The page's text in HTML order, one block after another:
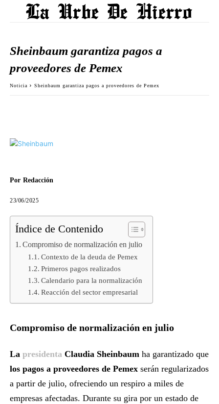
Sheinbaum garantiza pagos a
proveedores de Pemex
Noticia Sheinbaum garantiza pagos a proveedores de Pemex
Por Redacción
23/06/2025
Índice de Contenido
Compromiso de normalización en julio
Contexto de la deuda de Pemex
Primeros pagos realizados
Calendario para la normalización
Reacción del sector empresarial
Compromiso de normalización en julio
La presidenta Claudia Sheinbaum ha garantizado que
los pagos a proveedores de Pemex serán regularizados
a partir de julio, ofreciendo un respiro a miles de
empresas afectadas. Durante su gira por un estado de